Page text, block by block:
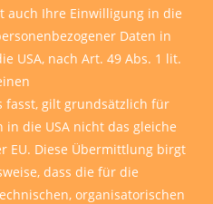
auch Ihre Einwilligung in die
Daten in
USA, nach Art. 49 Abs. 1 lit.
fasst, gilt grundsätzlich für
die USA nicht das gleiche
EU. Diese Übermittlung birgt
dass die für die
organisatorischen